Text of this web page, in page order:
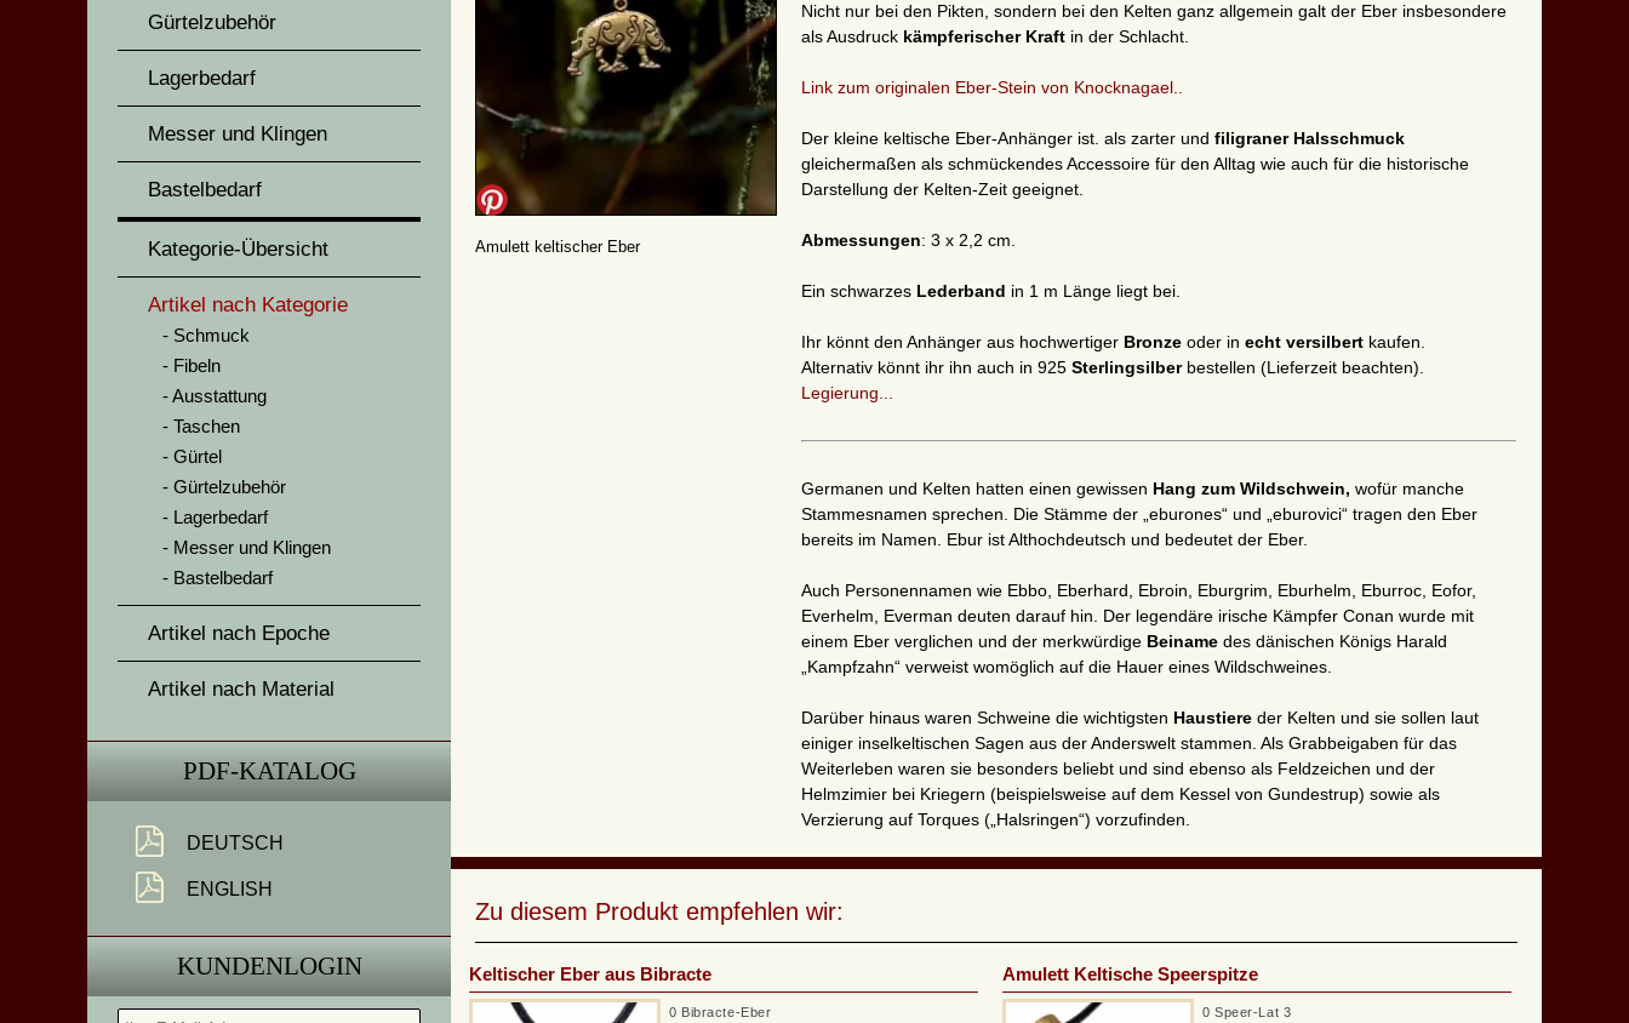
Gürtelzubehör
Lagerbedarf
Messer und Klingen
Bastelbedarf
Kategorie-Übersicht
Artikel nach Kategorie
Schmuck
Fibeln
Ausstattung
Taschen
Gürtel
Gürtelzubehör
Lagerbedarf
Messer und Klingen
Bastelbedarf
Artikel nach Epoche
Artikel nach Material
PDF-KATALOG
DEUTSCH
ENGLISH
KUNDENLOGIN
Amulett keltischer Eber
Nicht nur bei den Pikten, sondern bei den Kelten ganz allgemein galt der Eber insbesondere
als Ausdruck kämpferischer Kraft in der Schlacht.
Link zum originalen Eber-Stein von Knocknagael..
Der kleine keltische Eber-Anhänger ist. als zarter und filigraner Halsschmuck
gleichermaßen als schmückendes Accessoire für den Alltag wie auch für die historische
Darstellung der Kelten-Zeit geeignet.
Abmessungen: 3 x 2,2 cm.
Ein schwarzes Lederband in 1 m Länge liegt bei.
Ihr könnt den Anhänger aus hochwertiger Bronze oder in echt versilbert kaufen.
Alternativ könnt ihr ihn auch in 925 Sterlingsilberbestellen (Lieferzeit beachten).
Legierung...
Germanen und Kelten hatten einen gewissen Hang zum Wildschwein, wofür manche
Stammesnamen sprechen. Die Stämme der „eburones“ und „eburovici“ tragen den Eber
bereits im Namen. Ebur ist Althochdeutsch und bedeutet der Eber.
Auch Personennamen wie Ebbo, Eberhard, Ebroin, Eburgrim, Eburhelm, Eburroc, Eofor,
Everhelm, Everman deuten darauf hin. Der legendäre irische Kämpfer Conan wurde mit
einem Eber verglichen und der merkwürdige Beiname des dänischen Königs Harald
„Kampfzahn“ verweist womöglich auf die Hauer eines Wildschweines.
Darüber hinaus waren Schweine die wichtigsten Haustiere der Kelten und sie sollen laut
einiger inselkeltischen Sagen aus der Anderswelt stammen. Als Grabbeigaben für das
Weiterleben waren sie besonders beliebt und sind ebenso als Feldzeichen und der
Helmzimier bei Kriegern (beispielsweise auf dem Kessel von Gundestrup) sowie als
Verzierung auf Torques („Halsringen“) vorzufinden.
Zu diesem Produkt empfehlen wir:
Keltischer Eber aus Bibracte
0 Bibracte-Eber
Amulett Keltische Speerspitze
0 Speer-Lat 3